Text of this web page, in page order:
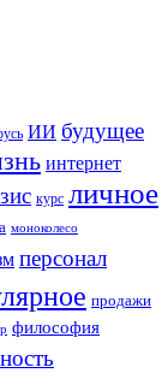
ИИ будущее
интернет
курс личное
моноколесо
персонал
продажи
философия